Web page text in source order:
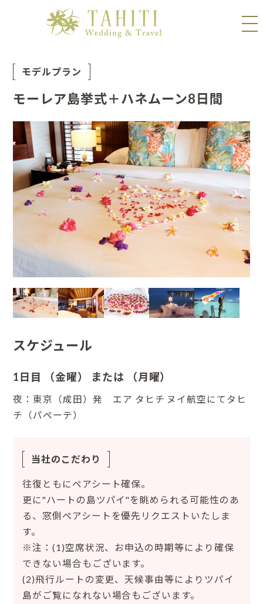
モデルプラン
モーレア島挙式＋ハネムーン8日間
スケジュール
1日目 （金曜） または （月曜）
夜：東京（成田）発 エア タヒチ ヌイ航空にてタヒ
チ（パペーテ）
当社のこだわり
往復ともにペアシート確保。
更に"ハートの島ツパイ"を眺められる可能性のあ
る、窓側ペアシートを優先リクエストいたしま
す。
※注：(1)空席状況、お申込の時期等により確保
できない場合もございます。
(2)飛行ルートの変更、天候事由等によりツパイ
島がご覧になれない場合もございます。